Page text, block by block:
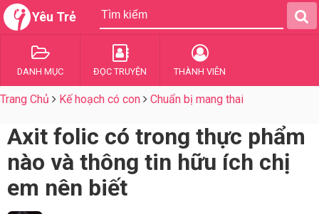
Yêu Trẻ
DANH MỤC ĐỌC TRUYỆN THÀNH VIÊN
Trang Chủ Kế hoạch có con Chuẩn bị mang thai
Axit folic có trong thực phẩm
nào và thông tin hữu ích chị
em nên biết